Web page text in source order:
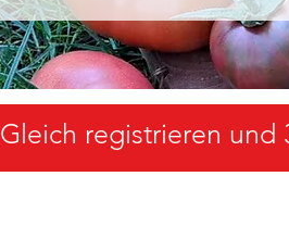
Gleich registrieren und